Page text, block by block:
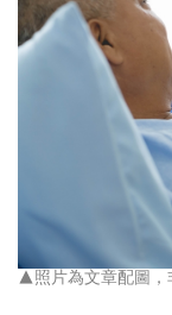
▲照片為文章配圖，